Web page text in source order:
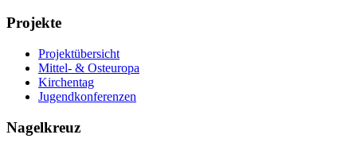
Projekte
Projektübersicht
Mittel- & Osteuropa
Kirchentag
Jugendkonferenzen
Nagelkreuz